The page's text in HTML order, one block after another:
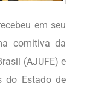
em seu
comitiva da
(AJUFE) e
do Estado de